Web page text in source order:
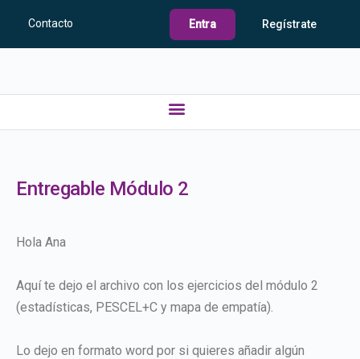
Contacto Entra Regístrate
Entregable Módulo 2
Hola Ana
Aquí te dejo el archivo con los ejercicios del módulo 2
(estadísticas, PESCEL+C y mapa de empatía).
Lo dejo en formato word por si quieres añadir algún